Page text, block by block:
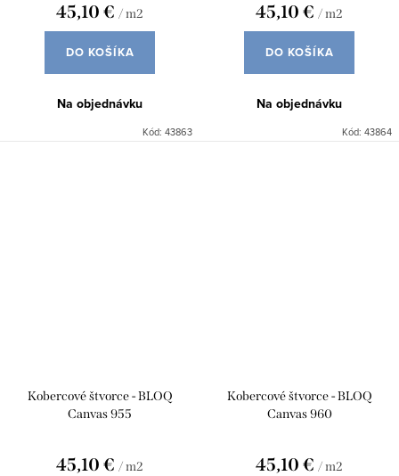
45,10 € / m2
DO KOŠÍKA
Na objednávku
Kód: 43863
45,10 € / m2
DO KOŠÍKA
Na objednávku
Kód: 43864
Kobercové štvorce - BLOQ
Canvas 955
45,10 € / m2
Kobercové štvorce - BLOQ
Canvas 960
45,10 € / m2